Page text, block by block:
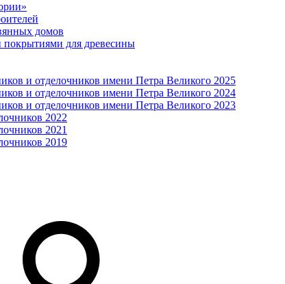
домов
для древесины
и отделочников имени Петра Великого 2025
и отделочников имени Петра Великого 2024
и отделочников имени Петра Великого 2023
2022
2021
2019